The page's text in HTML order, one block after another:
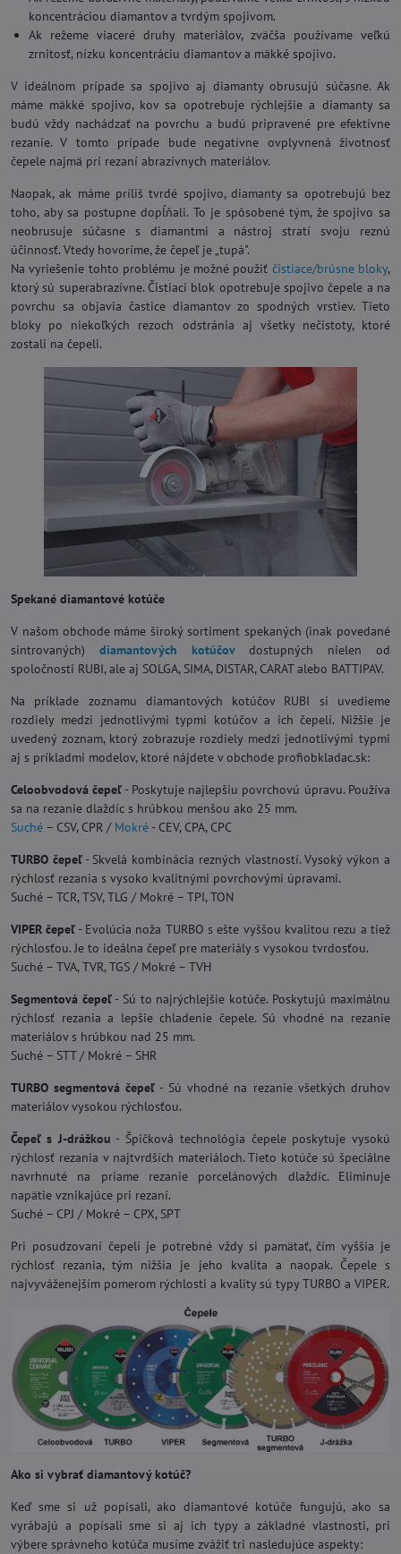
koncentráciou diamantov a tvrdým spojivom.
Ak režeme viaceré druhy materiálov, zväčša používame veľkú
zrnitosť, nízku koncentráciu diamantov a mäkké spojivo.
V ideálnom prípade sa spojivo aj diamanty obrusujú súčasne. Ak
máme mäkké spojivo, kov sa opotrebuje rýchlejšie a diamanty sa
budú vždy nachádzať na povrchu a budú pripravené pre efektívne
rezanie. V tomto prípade bude negatívne ovplyvnená životnosť
čepele najmä pri rezaní abrazívnych materiálov.
Naopak, ak máme príliš tvrdé spojivo, diamanty sa opotrebujú bez
toho, aby sa postupne dopĺňali. To je spôsobené tým, že spojivo sa
neobrusuje súčasne s diamantmi a nástroj stratí svoju reznú
účinnosť. Vtedy hovoríme, že čepeľ je „tupá".
Na vyriešenie tohto problému je možné použiť čistiace/brúsne bloky,
ktorý sú superabrazívne. Čistiaci blok opotrebuje spojivo čepele a na
povrchu sa objavia častice diamantov zo spodných vrstiev. Tieto
bloky po niekoľkých rezoch odstránia aj všetky nečistoty, ktoré
zostali na čepeli.
Spekané diamantové kotúče
V našom obchode máme široký sortiment spekaných (inak povedané
sintrovaných) diamantových kotúčovdostupných nielen od
spoločnosti RUBI, ale aj SOLGA, SIMA, DISTAR, CARAT alebo BATTIPAV.
Na príklade zoznamu diamantových kotúčov RUBI si uvedieme
rozdiely medzi jednotlivými typmi kotúčov a ich čepelí. Nižšie je
uvedený zoznam, ktorý zobrazuje rozdiely medzi jednotlivými typmi
aj s príkladmi modelov, ktoré nájdete v obchode profiobkladac.sk:
Celoobvodová čepeľ- Poskytuje najlepšiu povrchovú úpravu. Používa
sa na rezanie dlaždíc s hrúbkou menšou ako 25 mm.
Suché – CSV, CPR / Mokré - CEV, CPA, CPC
TURBO čepeľ- Skvelá kombinácia rezných vlastností. Vysoký výkon a
rýchlosť rezania s vysoko kvalitnými povrchovými úpravami.
Suché – TCR, TSV, TLG / Mokré – TPI, TON
VIPER čepeľ- Evolúcia noža TURBO s ešte vyššou kvalitou rezu a tiež
rýchlosťou. Je to ideálna čepeľ pre materiály s vysokou tvrdosťou.
Suché – TVA, TVR, TGS / Mokré – TVH
Segmentová čepeľ- Sú to najrýchlejšie kotúče. Poskytujú maximálnu
rýchlosť rezania a lepšie chladenie čepele. Sú vhodné na rezanie
materiálov s hrúbkou nad 25 mm.
Suché – STT / Mokré – SHR
TURBO segmentová čepeľ- Sú vhodné na rezanie všetkých druhov
materiálov vysokou rýchlosťou.
Čepeľ s J-drážkou - Špičková technológia čepele poskytuje vysokú
rýchlosť rezania v najtvrdších materiáloch. Tieto kotúče sú špeciálne
navrhnuté na priame rezanie porcelánových dlaždíc. Eliminuje
napätie vznikajúce pri rezaní.
Suché – CPJ / Mokré – CPX, SPT
Pri posudzovaní čepelí je potrebné vždy si pamätať, čím vyššia je
rýchlosť rezania, tým nižšia je jeho kvalita a naopak. Čepele s
najvyváženejším pomerom rýchlosti a kvality sú typy TURBO a VIPER.
Ako si vybrať diamantový kotúč?
Keď sme si už popísali, ako diamantové kotúče fungujú, ako sa
vyrábajú a popísali sme si aj ich typy a základné vlastnosti, pri
výbere správneho kotúča musíme zvážiť tri nasledujúce aspekty: